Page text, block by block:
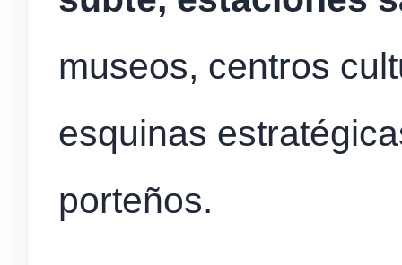
museos, centros
esquinas
porteños.